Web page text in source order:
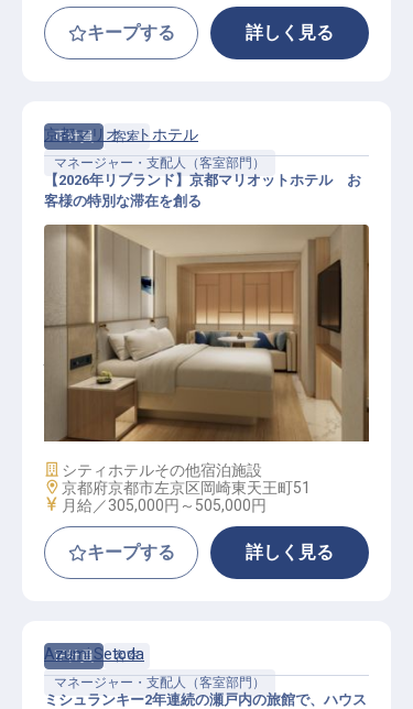
キープする 詳しく見る
正社員
客室
マネージャー・支配人（客室部門）
ハウスキーピングマネージャー｜20
26年リブランド開業／月給30.5万円
京都マリオットホテル
【2026年リブランド】京都マリオットホテル お
客様の特別な滞在を創る
施設業態
シティホテルその他宿泊施設
勤務地
京都府京都市左京区岡崎東天王町51
給与
月給／305,000円～ 505,000円
キープする 詳しく見る
正社員
客室
マネージャー・支配人（客室部門）
Azumi Setoda
ミシュランキー2年連続の瀬戸内の旅館で、ハウス